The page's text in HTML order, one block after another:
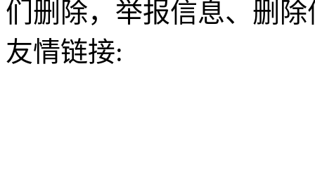
们删除，举报信息、删
友情链接: